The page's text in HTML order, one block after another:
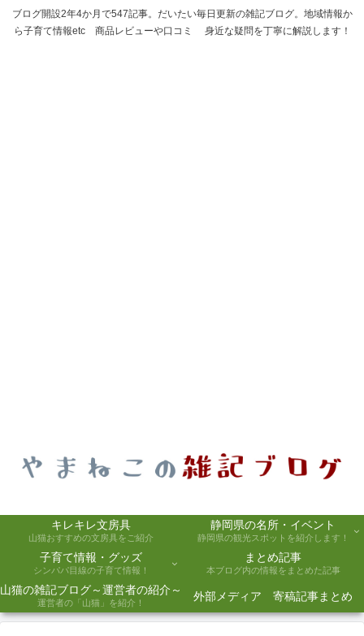
ブログ開設2年4か月で547記事。だいたい毎日更新の雑記ブログ。地域情報か
ら子育て情報etc 商品レビューや口コミ 身近な疑問を丁寧に解説します！
キレキレ文房具
山猫おすすめの文房具をご紹介
静岡県の名所・イベント
静岡県の観光スポットを紹介します！
子育て情報・グッズ
シンパパ目線の子育て情報！
まとめ記事
本ブログ内の情報をまとめた記事
山猫の雑記ブログ～運営者の紹介～
運営者の「山猫」を紹介！ 外部メディア 寄稿記事まとめ